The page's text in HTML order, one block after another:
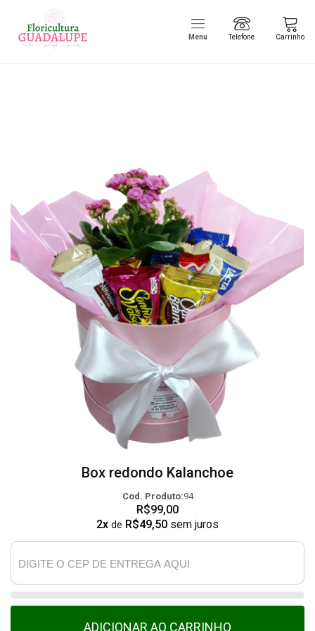
Menu Telefone Carrinho
Box redondo Kalanchoe
Cod. Produto:94
R$99,00
2x de R$49,50 sem juros
ADICIONAR AO CARRINHO